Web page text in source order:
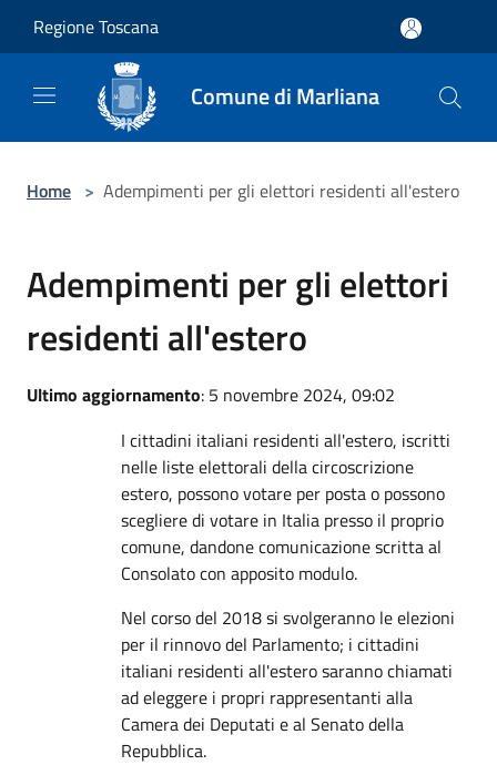
Regione Toscana
Comune di Marliana
Home > Adempimenti per gli elettori residenti all'estero
Adempimenti per gli elettori
residenti all'estero
Ultimo aggiornamento: 5 novembre 2024, 09:02
I cittadini italiani residenti all'estero, iscritti
nelle liste elettorali della circoscrizione
estero, possono votare per posta o possono
scegliere di votare in Italia presso il proprio
comune, dandone comunicazione scritta al
Consolato con apposito modulo.
Nel corso del 2018 si svolgeranno le elezioni
per il rinnovo del Parlamento; i cittadini
italiani residenti all'estero saranno chiamati
ad eleggere i propri rappresentanti alla
Camera dei Deputati e al Senato della
Repubblica.